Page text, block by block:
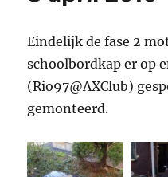
Eindelijk de fase 2
schoolbordkap er op
(Rio97@AXClub)
gemonteerd.